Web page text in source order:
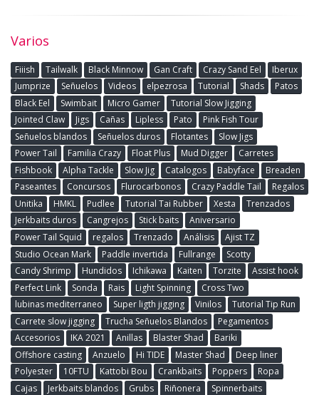
Varios
Fiiish Tailwalk Black Minnow Gan Craft Crazy Sand Eel
Iberux
Jumprize
Señuelos Videos elpezrosa Tutorial Shads
Patos
Black Eel
Swimbait Micro Gamer
Tutorial Slow Jigging
Jointed Claw
Jigs Cañas Lipless Pato
Pink Fish Tour
Señuelos blandos
Señuelos duros Flotantes
Slow Jigs
Power Tail
Familia Crazy Float Plus Mud Digger
Carretes
Fishbook
Alpha Tackle Slow Jig Catalogos Babyface
Breaden
Paseantes
Concursos Flurocarbonos Crazy Paddle Tail
Regalos
Unitika
HMKL Pudlee Tutorial Tai Rubber Xesta
Trenzados
Jerkbaits duros
Cangrejos Stick baits
Aniversario
Power Tail Squid
regalos Trenzado Análisis
Ajist TZ
Studio Ocean Mark
Paddle invertida Fullrange
Scotty
Candy Shrimp
Hundidos Ichikawa Kaiten Torzite
Assist hook
Perfect Link
Sonda Rais Light Spinning
Cross Two
lubinas mediterraneo
Super ligth jigging Vinilos
Tutorial Tip Run
Carrete slow jigging
Trucha Señuelos Blandos
Pegamentos
Accesorios
IKA 2021 Anillas Blaster Shad
Bariki
Offshore casting
Anzuelo Hi TIDE Master Shad
Deep liner
Polyester
10FTU Kattobi Bou Crankbaits Poppers
Ropa
Cajas
Jerkbaits blandos Grubs Riñonera
Spinnerbaits